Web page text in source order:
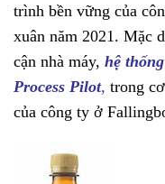
trình bền vững của
xuân năm 2021. Mặc
cận nhà máy, hệ
Process Pilot, trong
của công ty ở